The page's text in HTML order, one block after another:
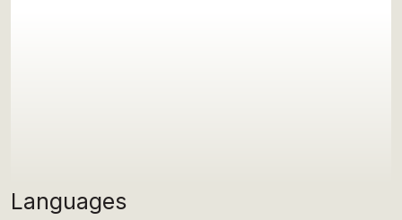
Languages